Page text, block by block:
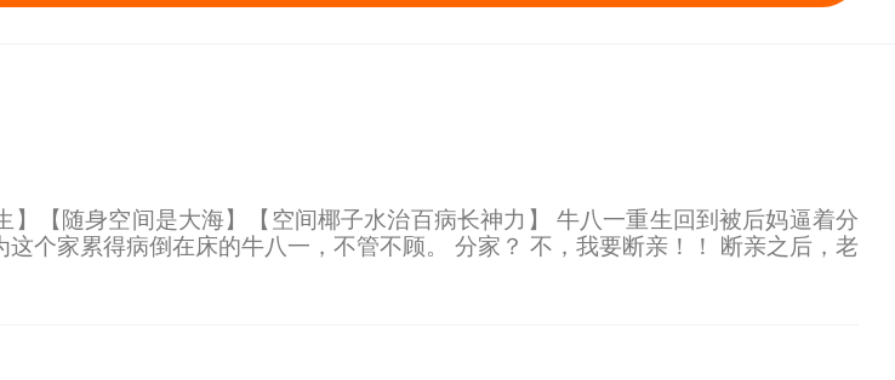
】【随身空间是大海】【空间椰子水治百病长神力】 牛八一重生回到被后妈逼着分
个家累得病倒在床的牛八一，不管不顾。 分家？ 不，我要断亲！！ 断亲之后，老
来蹭我。 重生并获得随身空间的牛八一愤然离家，住进破船。 他急需一条好船，